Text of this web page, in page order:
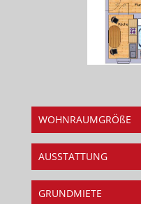
WOHNRAUMGRÖßE
AUSSTATTUNG
GRUNDMIETE